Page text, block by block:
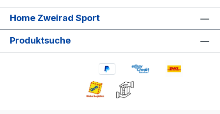
Home Zweirad Sport
Produktsuche